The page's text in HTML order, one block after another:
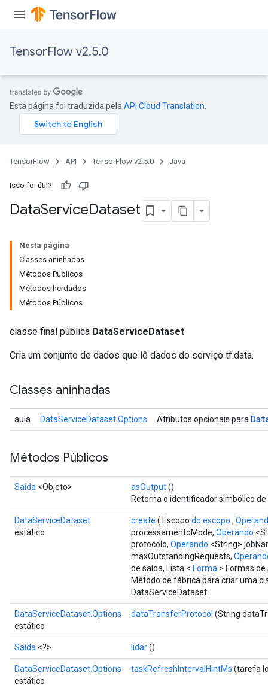
TensorFlow v2.5.0
Esta página foi traduzida pela API Cloud Translation
TensorFlow API TensorFlow v2.5.0 Java
Isso foi útil?
DataServiceDataset
Nesta página
Classes aninhadas
Métodos Públicos
Métodos herdados
Métodos Públicos
classe final pública DataServiceDataset
Cria um conjunto de dados que lê dados do serviço tf.data.
Classes aninhadas
aula DataServiceDataset.Options Atributos opcionais para
Métodos Públicos
Saída <Objeto> asOutput()
Retorna o identificador simbólico
DataServiceDataset
estático
create ( Escopo do escopo ,
processamentoMode, Operando
protocolo, Operando <String>
maxOutstandingRequests,
de saída, Lista < Forma > Formas
Método de fábrica para criar uma
DataServiceDataset.
DataServiceDataset.Options
estático
dataTransferProtocol (String
Saída <?> lidar()
DataServiceDataset.Options
estático
taskRefreshIntervalHintMs (tarefa